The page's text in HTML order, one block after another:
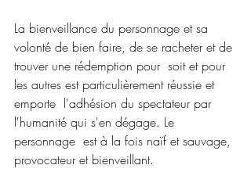
La bienveillance du personnage et sa
volonté de bien faire, de se racheter et de
trouver une rédemption pour  soit et pour
les autres est particulièrement réussie et
emporte  l'adhésion du spectateur par
l'humanité qui s'en dégage. Le
personnage  est à la fois naïf et sauvage,
provocateur et bienveillant.